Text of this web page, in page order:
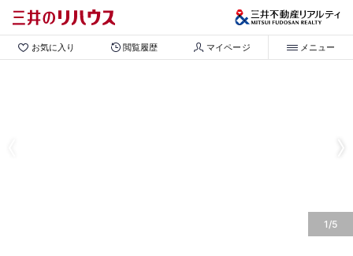
お気に入り 閲覧履歴 マイページ メニュー
1/5